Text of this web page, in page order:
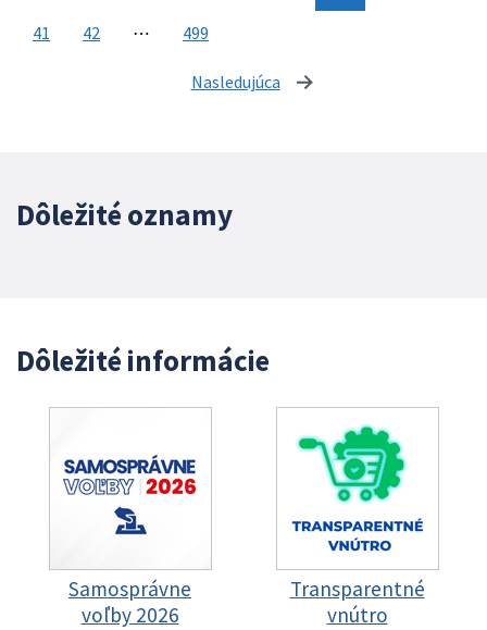
41 42 ⋯ 499
Nasledujúca stránka
Dôležité oznamy
Dôležité informácie
Samosprávne
voľby 2026
Transparentné
vnútro